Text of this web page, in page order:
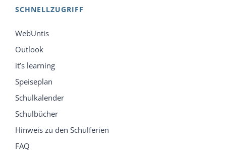
SCHNELLZUGRIFF
WebUntis
Outlook
it’s learning
Speiseplan
Schulkalender
Schulbücher
Hinweis zu den Schulferien
FAQ